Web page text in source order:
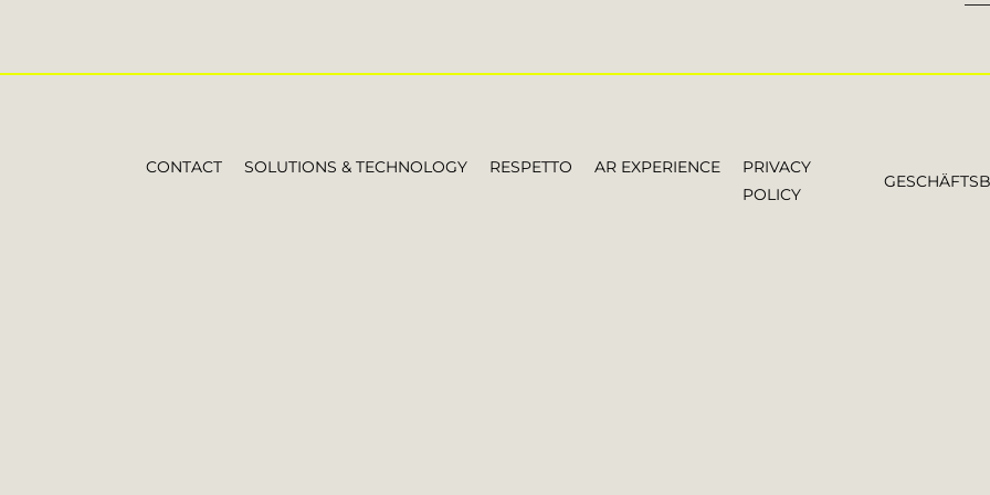
AR EXPERIENCE
RESPETTO
SOLUTIONS & TECHNOLOGY
CONTACT
PRIVACY
POLICY